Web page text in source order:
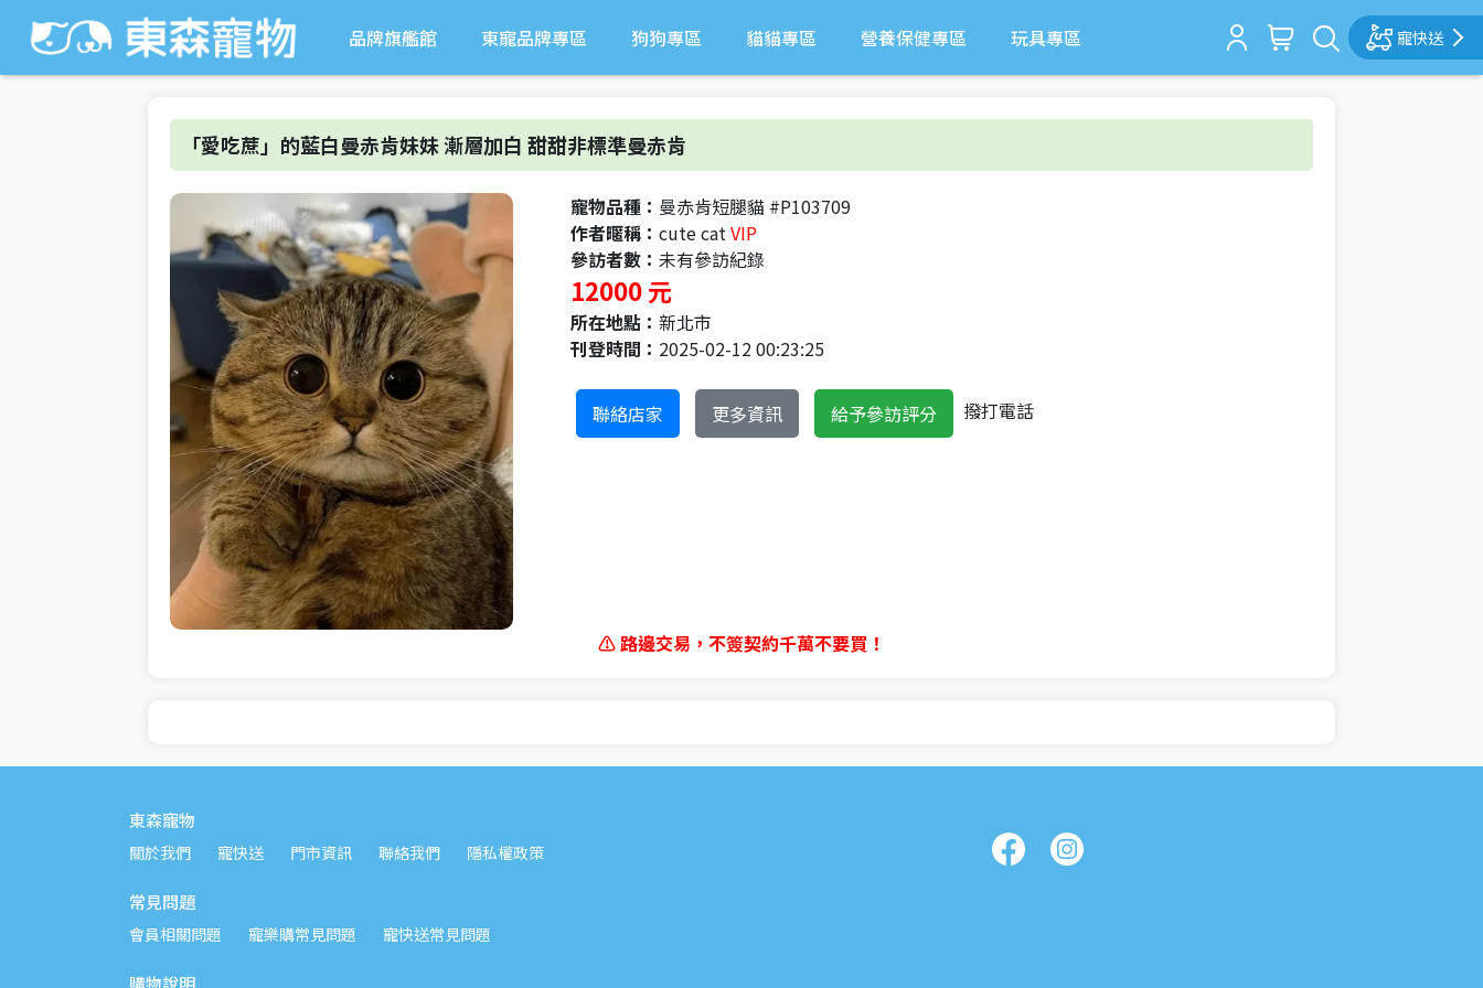
品牌旗艦館 東寵品牌專區 狗狗專區 貓貓專區 營養保健專區 玩具專區 寵快送
「愛吃蔗」的藍白曼赤肯妹妹 漸層加白 甜甜非標準曼赤肯
寵物品種： 曼赤肯短腿貓 #P103709
作者暱稱： cute catVIP
參訪者數： 未有參訪紀錄
12000 元
所在地點： 新北市
刊登時間： 2025-02-12 00:23:25
聯絡店家 更多資訊 給予參訪評分 撥打電話
⚠ 路邊交易，不簽契約千萬不要買！
東森寵物
關於我們 寵快送 門市資訊 聯絡我們 隱私權政策
常見問題
會員相關問題 寵樂購常見問題 寵快送常見問題
購物說明